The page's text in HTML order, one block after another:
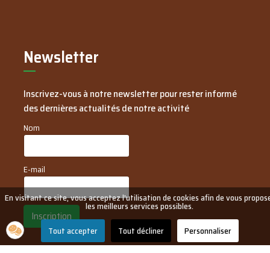
Newsletter
Inscrivez-vous à notre newsletter pour rester informé
des dernières actualités de notre activité
Nom
E-mail
Inscription
En visitant ce site, vous acceptez l'utilisation de cookies afin de vous
les meilleurs services possibles.
Tout accepter
Tout décliner Personnaliser